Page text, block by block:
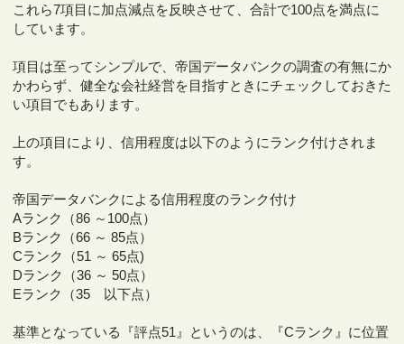
これら7項目に加点減点を反映させて、合計で100点を満点に
しています。
項目は至ってシンプルで、帝国データバンクの調査の有無にか
かわらず、健全な会社経営を目指すときにチェックしておきた
い項目でもあります。
上の項目により、信用程度は以下のようにランク付けされま
す。
帝国データバンクによる信用程度のランク付け
Aランク（86 ～100点）
Bランク（66 ～ 85点）
Cランク（51 ～ 65点)
Dランク（36 ～ 50点）
Eランク（35 以下点）
基準となっている『評点51』というのは、『Cランク』に位置